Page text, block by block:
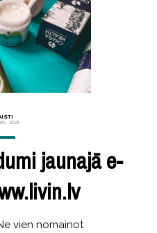
2021
jaunajā e-
vien nomainot